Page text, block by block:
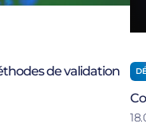
de validation